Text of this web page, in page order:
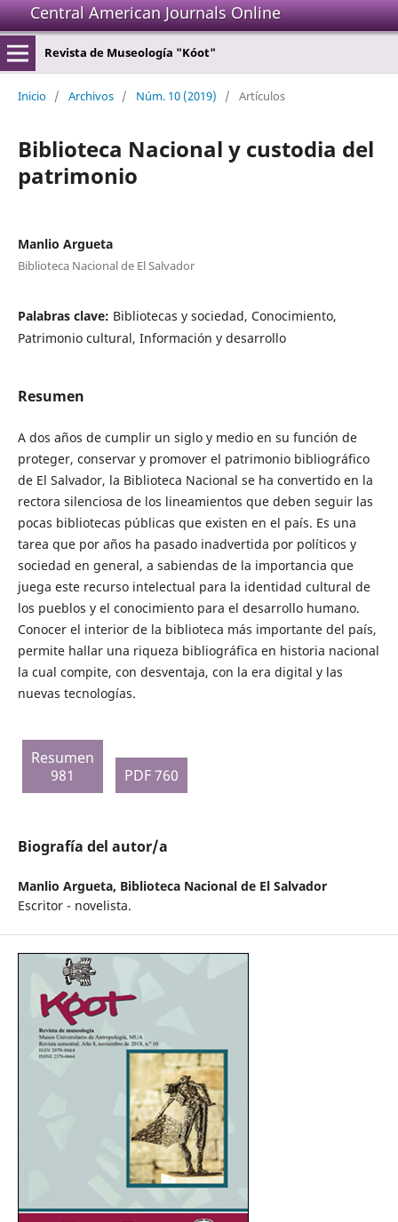
Central American Journals Online
Revista de Museología "Kóot"
Inicio / Archivos / Núm. 10 (2019) / Artículos
Biblioteca Nacional y custodia del
patrimonio
Manlio Argueta
Biblioteca Nacional de El Salvador
Palabras clave: Bibliotecas y sociedad, Conocimiento,
Patrimonio cultural, Información y desarrollo
Resumen
A dos años de cumplir un siglo y medio en su función de
proteger, conservar y promover el patrimonio bibliográfico
de El Salvador, la Biblioteca Nacional se ha convertido en la
rectora silenciosa de los lineamientos que deben seguir las
pocas bibliotecas públicas que existen en el país. Es una
tarea que por años ha pasado inadvertida por políticos y
sociedad en general, a sabiendas de la importancia que
juega este recurso intelectual para la identidad cultural de
los pueblos y el conocimiento para el desarrollo humano.
Conocer el interior de la biblioteca más importante del país,
permite hallar una riqueza bibliográfica en historia nacional
la cual compite, con desventaja, con la era digital y las
nuevas tecnologías.
Resumen
981
PDF 760
Biografía del autor/a
Manlio Argueta, Biblioteca Nacional de El Salvador
Escritor - novelista.